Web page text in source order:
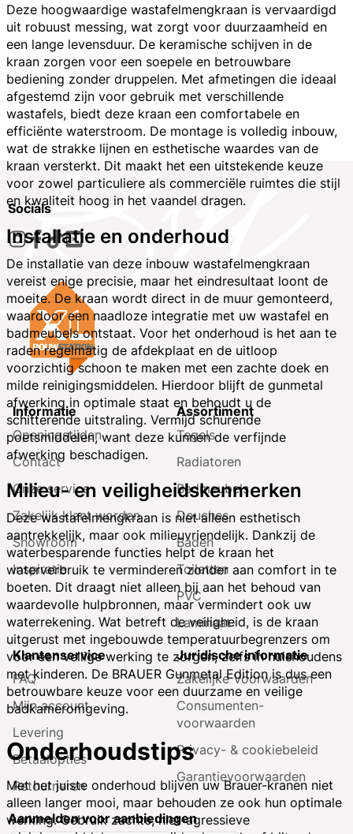
Deze hoogwaardige wastafelmengkraan is vervaardigd
uit robuust messing, wat zorgt voor duurzaamheid en
een lange levensduur. De keramische schijven in de
kraan zorgen voor een soepele en betrouwbare
bediening zonder druppelen. Met afmetingen die ideaal
afgestemd zijn voor gebruik met verschillende
wastafels, biedt deze kraan een comfortabele en
efficiënte waterstroom. De montage is volledig inbouw,
wat de strakke lijnen en esthetische waardes van de
kraan versterkt. Dit maakt het een uitstekende keuze
voor zowel particuliere als commerciële ruimtes die stijl
en kwaliteit hoog in het vaandel dragen.
Installatie en onderhoud
De installatie van deze inbouw wastafelmengkraan
vereist enige precisie, maar het eindresultaat loont de
moeite. De kraan wordt direct in de muur gemonteerd,
waardoor een naadloze integratie met uw wastafel en
badmeubels ontstaat. Voor het onderhoud is het aan te
raden regelmatig de afdekplaat en de uitloop
voorzichtig schoon te maken met een zachte doek en
milde reinigingsmiddelen. Hierdoor blijft de gunmetal
afwerking in optimale staat en behoudt u de
schitterende uitstraling. Vermijd schurende
poetsmiddelen, want deze kunnen de verfijnde
afwerking beschadigen.
Milieu- en veiligheidskenmerken
Deze wastafelmengkraan is niet alleen esthetisch
aantrekkelijk, maar ook milieuvriendelijk. Dankzij de
waterbesparende functies helpt de kraan het
waterverbruik te verminderen zonder aan comfort in te
boeten. Dit draagt niet alleen bij aan het behoud van
waardevolle hulpbronnen, maar vermindert ook uw
waterrekening. Wat betreft de veiligheid, is de kraan
uitgerust met ingebouwde temperatuurbegrenzers om
voor een veilige werking te zorgen, zelfs in huishoudens
met kinderen. De BRAUER Gunmetal Edition is dus een
betrouwbare keuze voor een duurzame en veilige
badkameromgeving.
Onderhoudstips
Met het juiste onderhoud blijven uw Brauer-kranen niet
alleen langer mooi, maar behouden ze ook hun optimale
werking. Gebruik zachte, niet-agressieve
Socials
Informatie
Openingstijden
Contact
Onze service
Zakelijk klant worden
Showroom
Inspiratie
Assortiment
Tegels
Radiatoren
Badmeubels
Douches
Baden
Toiletten
PVC
Laminaat
Klantenservice
FAQ
Mijn account
Levering
Betaalopties
Retourneren
Juridische informatie
Zakelijke Voorwaarden
Consumenten­
voorwaarden
Privacy- & cookiebeleid
Garantie­voorwaarden
Aanmelden voor aanbiedingen